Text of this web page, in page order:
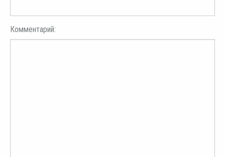
Комментарий: